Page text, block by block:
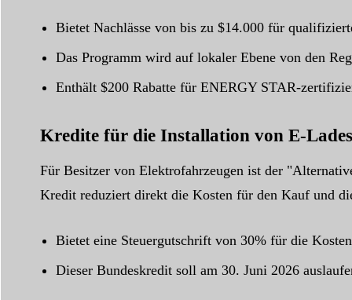
Bietet Nachlässe von bis zu $14.000 für
Das Programm wird auf lokaler Ebene von den
Enthält $200 Rabatte für ENERGY STAR-
Kredite für die Installation von E-
Für Besitzer von Elektrofahrzeugen ist der
Kredit reduziert direkt die Kosten für den Kauf und
Bietet eine Steuergutschrift von 30% für die
Dieser Bundeskredit soll am 30. Juni 2026